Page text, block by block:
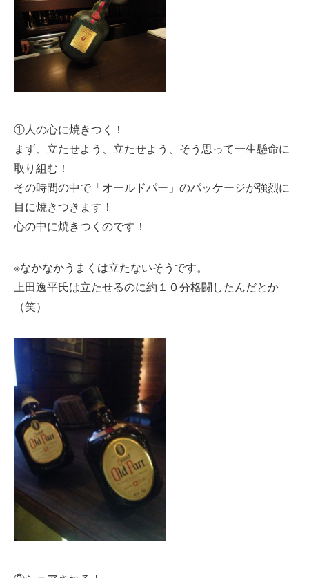
①人の心に焼きつく！
まず、立たせよう、立たせよう、そう思って一生懸命に
取り組む！
その時間の中で「オールドパー」のパッケージが強烈に
目に焼きつきます！
心の中に焼きつくのです！
※なかなかうまくは立たないそうです。
上田逸平氏は立たせるのに約１０分格闘したんだとか
（笑）